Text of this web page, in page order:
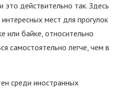
это действительно так. Здесь
мест для прогулок
или байке, относительно
самостоятельно легче, чем в
среди иностранных